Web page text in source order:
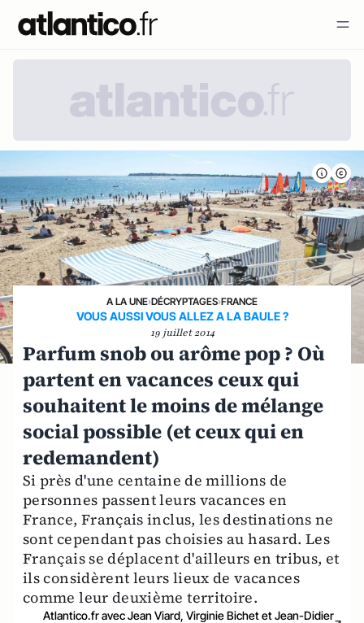
A LA UNE›DÉCRYPTAGES›FRANCE
VOUS AUSSI VOUS ALLEZ A LA BAULE ?
19 juillet 2014
Parfum snob ou arôme pop ? Où
partent en vacances ceux qui
souhaitent le moins de mélange
social possible (et ceux qui en
redemandent)
Si près d'une centaine de millions de
personnes passent leurs vacances en
France, Français inclus, les destinations ne
sont cependant pas choisies au hasard. Les
Français se déplacent d'ailleurs en tribus, et
ils considèrent leurs lieux de vacances
comme leur deuxième territoire.
Atlantico.fr avec Jean Viard, Virginie Bichet et Jean-Didier